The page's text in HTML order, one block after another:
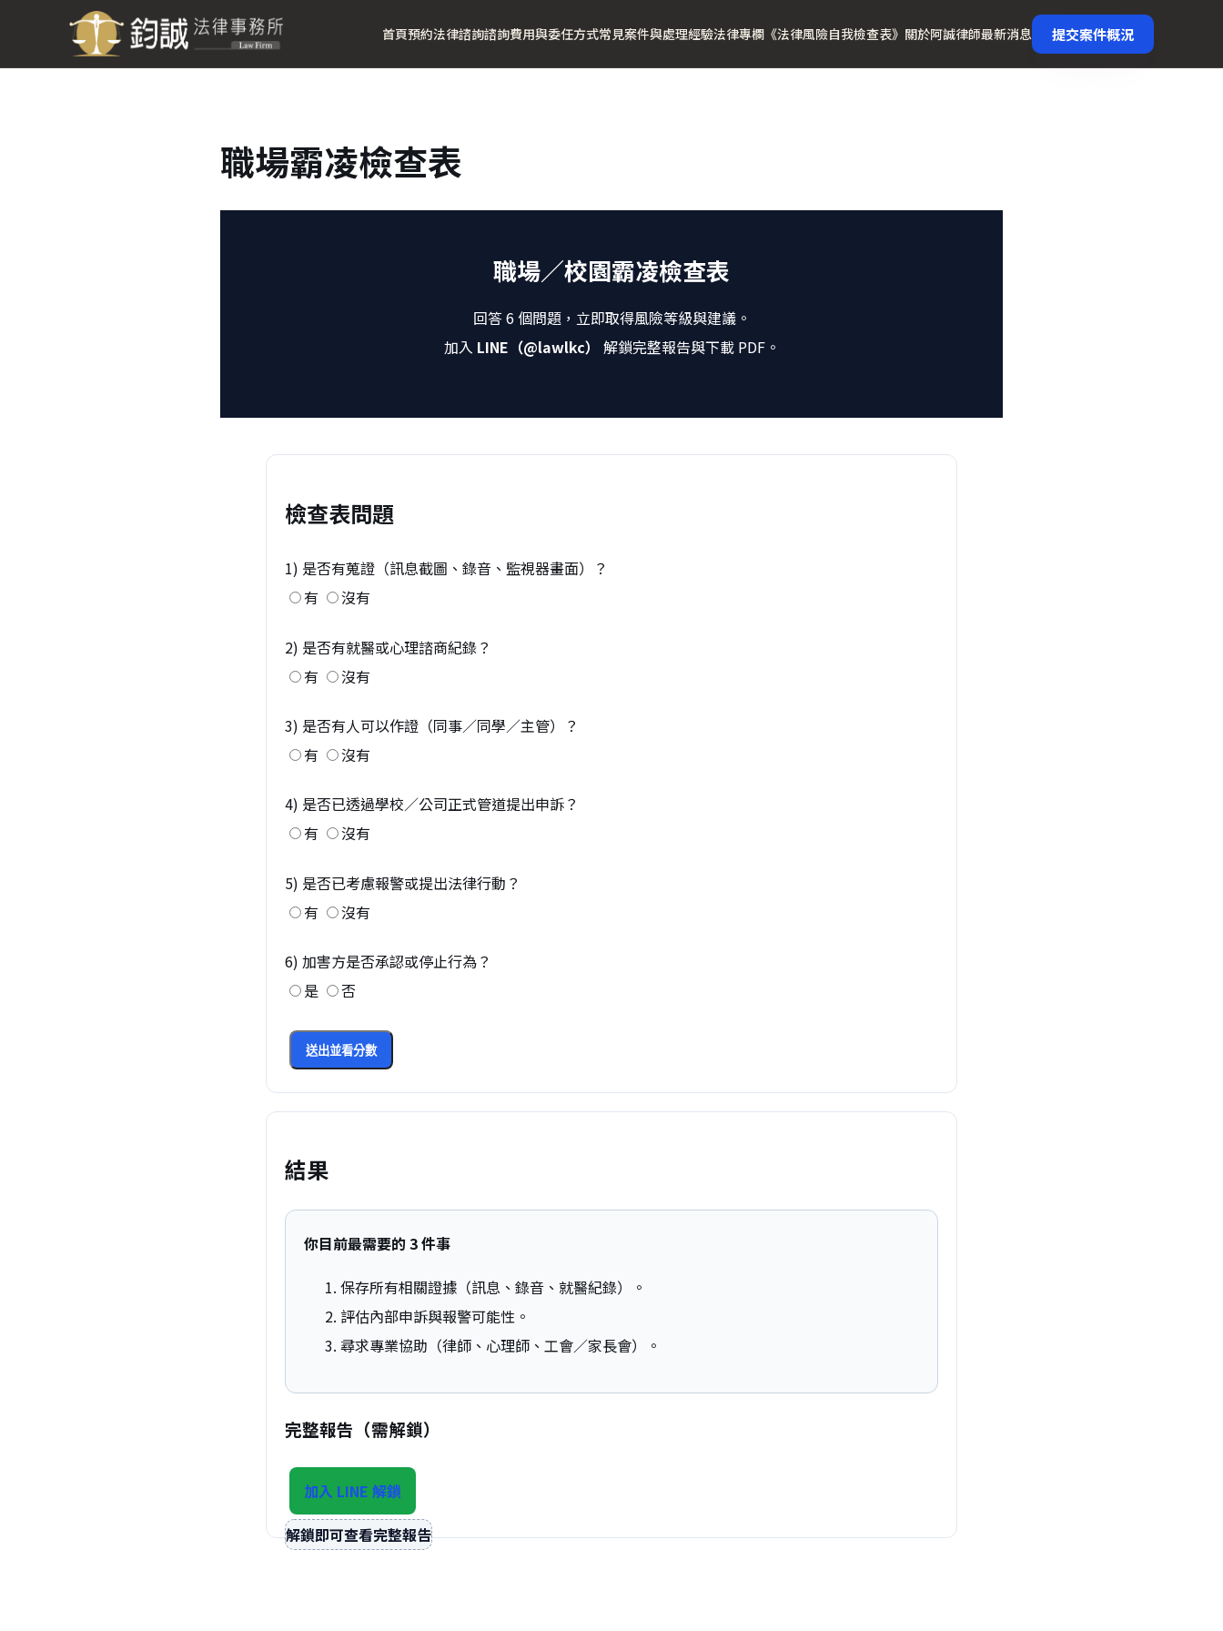
首頁預約法律諮詢諮詢費用與委任方式常見案件與處理經驗法律專欄 《法律風險自我檢查表》 關於阿誠律師最新消息 提交案件概況
職場霸凌檢查表
職場／校園霸凌檢查表
回答 6 個問題，立即取得風險等級與建議。
加入 LINE（@lawlkc） 解鎖完整報告與下載 PDF。
檢查表問題
1) 是否有蒐證（訊息截圖、錄音、監視器畫面）？
有
沒有
2) 是否有就醫或心理諮商紀錄？
有
沒有
3) 是否有人可以作證（同事／同學／主管）？
有
沒有
4) 是否已透過學校／公司正式管道提出申訴？
有
沒有
5) 是否已考慮報警或提出法律行動？
有
沒有
6) 加害方是否承認或停止行為？
是
否
送出並看分數
結果
你目前最需要的 3 件事
保存所有相關證據（訊息、錄音、就醫紀錄）。
評估內部申訴與報警可能性。
尋求專業協助（律師、心理師、工會／家長會）。
完整報告（需解鎖）
加入 LINE 解鎖